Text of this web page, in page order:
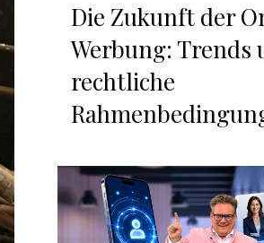
Die Zukunft der
Werbung: Trends
rechtliche